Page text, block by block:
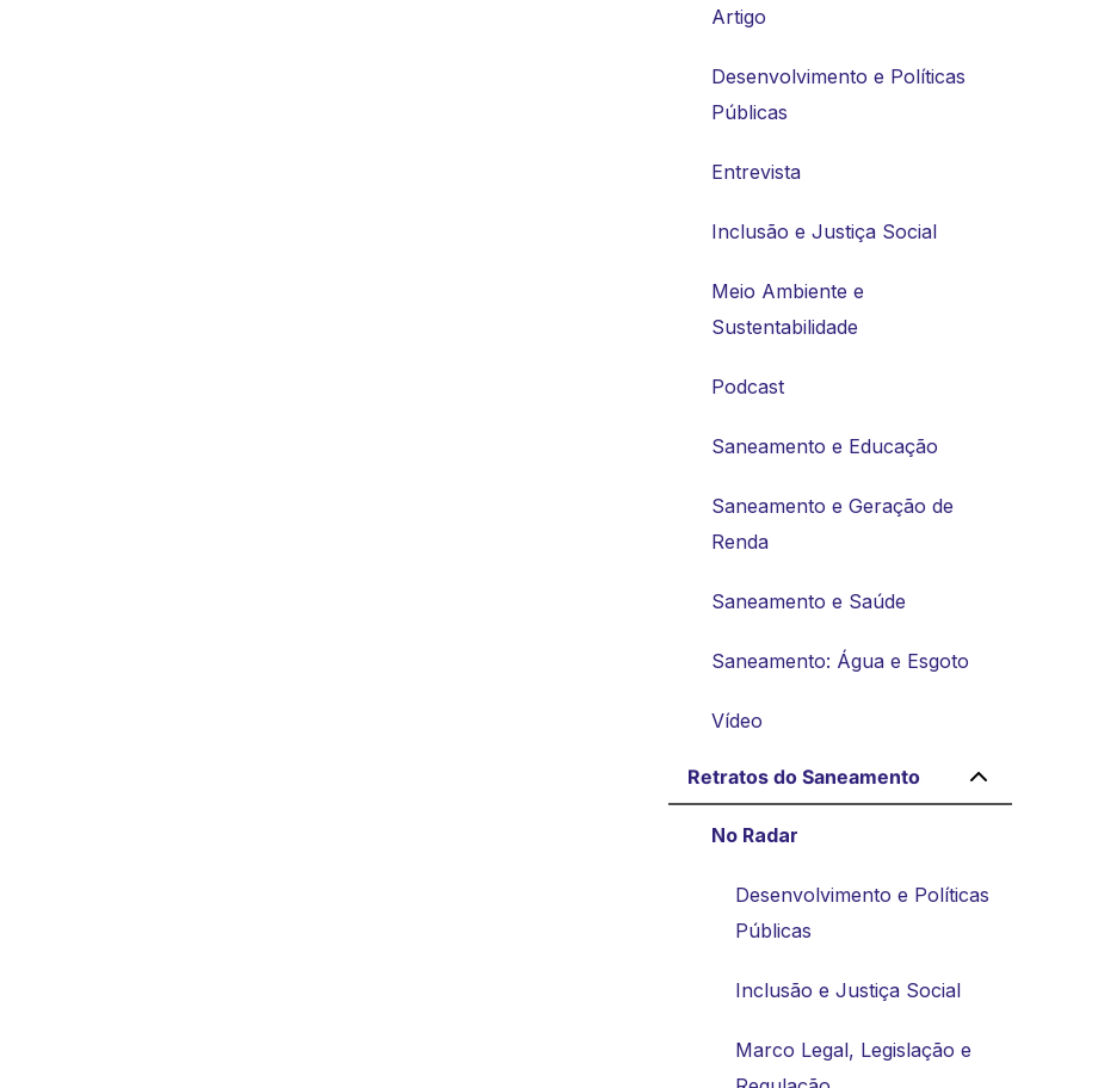
Artigo
Desenvolvimento e Políticas
Públicas
Entrevista
Inclusão e Justiça Social
Meio Ambiente e
Sustentabilidade
Podcast
Saneamento e Educação
Saneamento e Geração de
Renda
Saneamento e Saúde
Saneamento: Água e Esgoto
Vídeo
Retratos do Saneamento
No Radar
Desenvolvimento e Políticas
Públicas
Inclusão e Justiça Social
Marco Legal, Legislação e